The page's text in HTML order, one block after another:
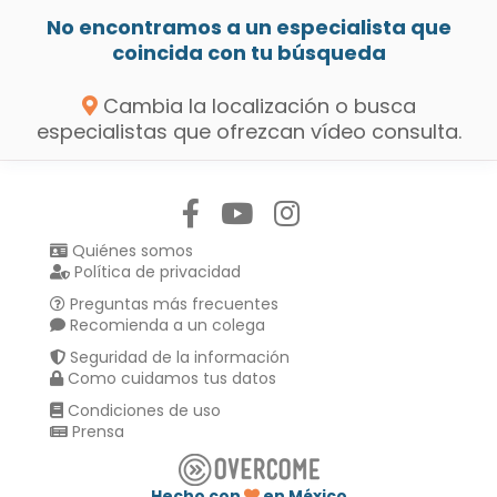
No encontramos a un especialista que
coincida con tu búsqueda
Cambia la localización o busca
especialistas que ofrezcan vídeo consulta.
Quiénes somos
Política de privacidad
Preguntas más frecuentes
Recomienda a un colega
Seguridad de la información
Como cuidamos tus datos
Condiciones de uso
Prensa